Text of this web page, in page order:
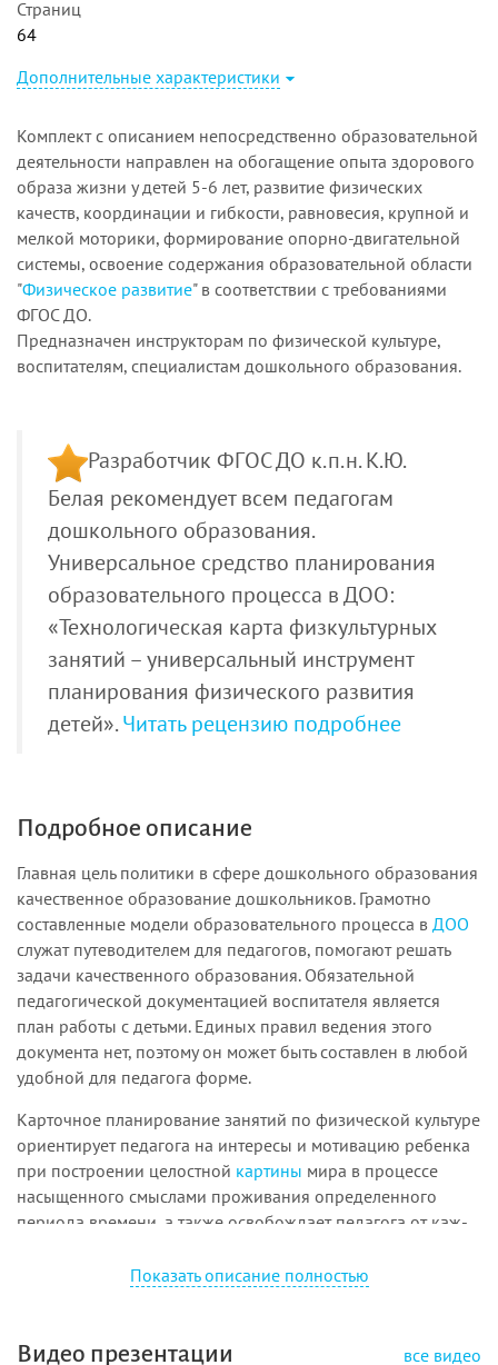
Страниц
64
Дополнительные характеристики
Комплект с описанием непосредственно образовательной
деятельности направлен на обогащение опыта здорового
образа жизни у детей 5-6 лет, развитие физических
качеств, координации и гибкости, равновесия, крупной и
мелкой моторики, формирование опорно-двигательной
системы, освоение содержания образовательной области
"Физическое развитие" в соответствии с требованиями
ФГОС ДО.
Предназначен инструкторам по физической культуре,
воспитателям, специалистам дошкольного образования.
Разработчик ФГОС ДО к.п.н. К.Ю.
Белая рекомендует всем педагогам
дошкольного образования.
Универсальное средство планирования
образовательного процесса в ДОО:
«Технологическая карта физкультурных
занятий – универсальный инструмент
планирования физического развития
детей».Читать рецензию подробнее
Подробное описание
Главная цель политики в сфере дошкольного образования
качественное образование до­школьников. Грамотно
составленные модели образовательного процесса в ДОО
служат путево­дителем для педагогов, помогают решать
задачи качественного образования. Обязательной
педагогической документацией воспитателя является
план работы с детьми. Единых правил ве­дения этого
документа нет, поэтому он может быть составлен в любой
удобной для педагога форме.
Карточное планирование занятий по физической культуре
ориентирует педагога на интересы и мотивацию ребенка
при построении целостной картины мира в процессе
насыщенного смыслами проживания определенного
периода времени, а также освобождает педагога от каж­
представлены подробныекартыс конспектами
государственным образовательным стандартом
Показать описание полностью
Видео презентации все видео